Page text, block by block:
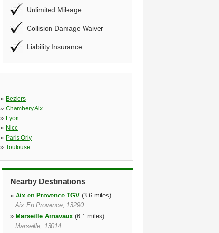
Unlimited Mileage
Collision Damage Waiver
Liability Insurance
» Beziers
»Chambery Aix
» Lyon
» Nice
» Paris Orly
»Toulouse
Nearby Destinations
» Aix en Provence TGV (3.6 miles)
Aix En Provence, 13290
» Marseille Arnavaux (6.1 miles)
Marseille, 13014